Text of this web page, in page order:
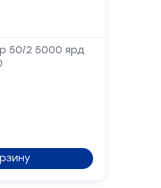
50/2 5000 ярд
Телефон